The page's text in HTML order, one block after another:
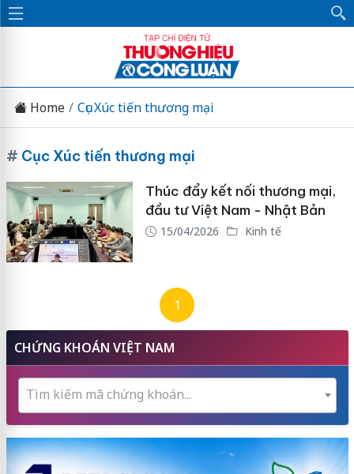
Home Cục Xúc tiến thương mại
# Cục Xúc tiến thương mại
Thúc đẩy kết nối thương mại,
đầu tư Việt Nam - Nhật Bản
15/04/2026 Kinh tế
1
CHỨNG KHOÁN VIỆT NAM
Tìm kiếm mã chứng khoán...